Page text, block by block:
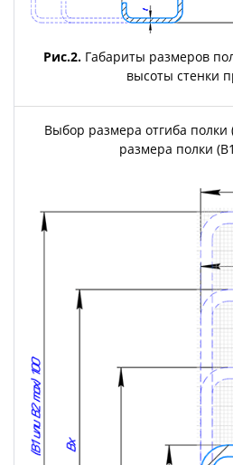
Рис.2.Габариты размеров
высоты стенки
Выбор размера отгиба полки
размера полки